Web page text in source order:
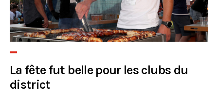
La fête fut belle pour les clubs du
district